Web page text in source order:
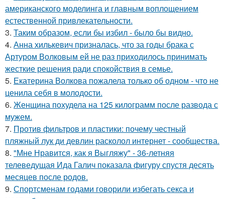
американского моделинга и главным воплощением
естественной привлекательности.
3. Таким образом, если бы избил - было бы видно.
4. Анна хилькевич призналась, что за годы брака с
Артуром Волковым ей не раз приходилось принимать
жесткие решения ради спокойствия в семье.
5. Екатерина Волкова пожалела только об одном - что не
ценила себя в молодости.
6. Женщина похудела на 125 килограмм после развода с
мужем.
7. Против фильтров и пластики: почему честный
пляжный лук ди девлин расколол интернет - сообщества.
8. "Мне Нравится, как я Выгляжу" - 36-летняя
телеведущая Ида Галич показала фигуру спустя десять
месяцев после родов.
9. Спортсменам годами говорили избегать секса и